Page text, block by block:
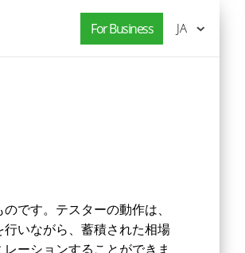
For Business JA
です。テスターの動作は、
いながら、蓄積された相場
ーションすることができま